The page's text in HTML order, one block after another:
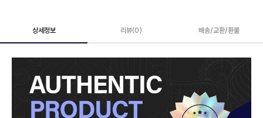
상세정보 리뷰(0) 배송/교환/환불